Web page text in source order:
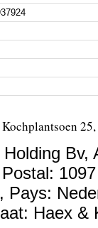
Bv,
, Pays:
Haex &